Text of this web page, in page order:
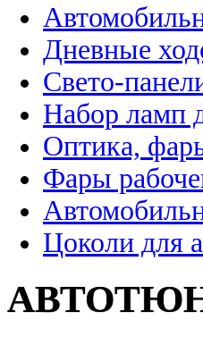
Дневные
Свето-
Набор ламп
Оптика,
Фары
Цоколи для